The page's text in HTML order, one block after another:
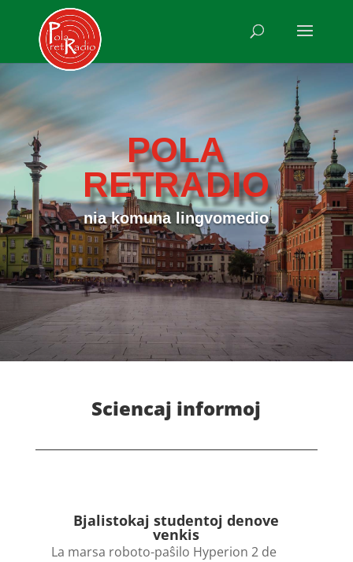
POLA
RETRADIO
nia komuna lingvomedio
Sciencaj informoj
Bjalistokaj studentoj denove
venkis
La marsa roboto-paŝilo Hyperion 2 de